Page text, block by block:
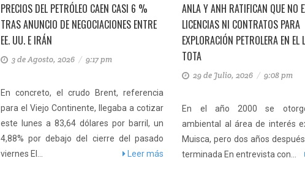
PRECIOS DEL PETRÓLEO CAEN CASI 6 %
TRAS ANUNCIO DE NEGOCIACIONES ENTRE
EE. UU. E IRÁN
3 de Agosto, 2026 /9:17 pm
En concreto, el crudo Brent, referencia
para el Viejo Continente, llegaba a cotizar
este lunes a 83,64 dólares por barril, un
4,88% por debajo del cierre del pasado
viernes El...
Leer más
ANLA Y ANH RATIFICAN QUE NO
LICENCIAS NI CONTRATOS PARA
EXPLORACIÓN PETROLERA EN EL
TOTA
29 de Julio, 2026 / 9:08 pm
En el año 2000 se
ambiental al área de interés
Muisca, pero dos años
terminada En entrevista con...